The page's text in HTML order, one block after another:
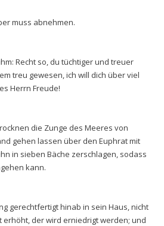
muss abnehmen.
Recht so, du tüchtiger und treuer
treu gewesen, ich will dich über viel
Herrn Freude!
die Zunge des Meeres von
gehen lassen über den Euphrat mit
in sieben Bäche zerschlagen, sodass
kann.
gerechtfertigt hinab in sein Haus, nicht
erhöht, der wird erniedrigt werden; und